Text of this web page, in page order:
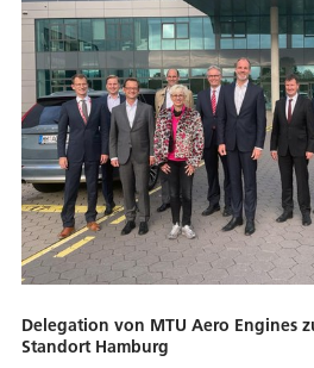
Delegation von MTU Aero Engines
Standort Hamburg